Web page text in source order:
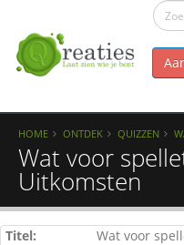
HOME ONTDEK QUIZZEN
Wat voor
Uitkomsten
Titel:
Wat voor